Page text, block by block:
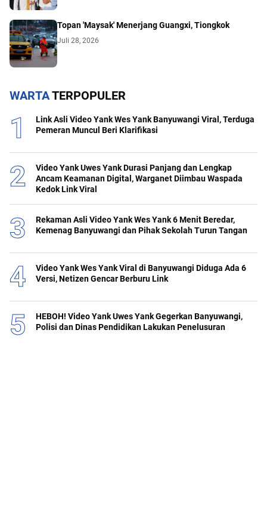
Topan 'Maysak' Menerjang Guangxi, Tiongkok
Juli 28, 2026
WARTATERPOPULER
Link Asli Video Yank Wes Yank Banyuwangi Viral, Terduga
Pemeran Muncul Beri Klarifikasi
Video Yank Uwes Yank Durasi Panjang dan Lengkap
Ancam Keamanan Digital, Warganet Diimbau Waspada
Kedok Link Viral
Rekaman Asli Video Yank Wes Yank 6 Menit Beredar,
Kemenag Banyuwangi dan Pihak Sekolah Turun Tangan
Video Yank Wes Yank Viral di Banyuwangi Diduga Ada 6
Versi, Netizen Gencar Berburu Link
HEBOH! Video Yank Uwes Yank Gegerkan Banyuwangi,
Polisi dan Dinas Pendidikan Lakukan Penelusuran